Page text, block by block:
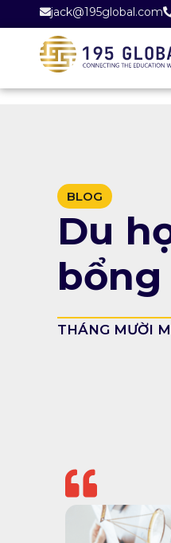
jack@195global.com
BLOG
Du
bổng
THÁNG MƯỜI